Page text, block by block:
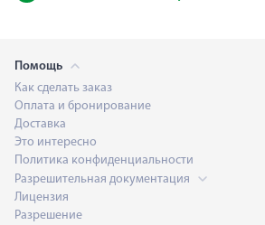
Помощь
Как сделать заказ
Оплата и бронирование
Доставка
Это интересно
Политика конфиденциальности
Разрешительная документация
Лицензия
Разрешение